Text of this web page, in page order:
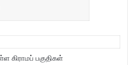
கிராமப் பகுதிகள்